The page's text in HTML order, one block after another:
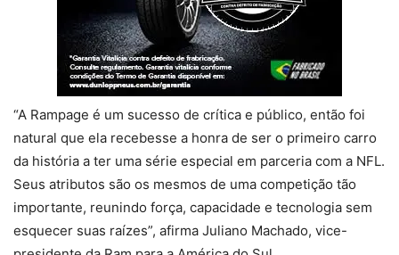
“A Rampage é um sucesso de crítica e público, então foi
natural que ela recebesse a honra de ser o primeiro carro
da história a ter uma série especial em parceria com a NFL.
Seus atributos são os mesmos de uma competição tão
importante, reunindo força, capacidade e tecnologia sem
esquecer suas raízes”, afirma Juliano Machado, vice-